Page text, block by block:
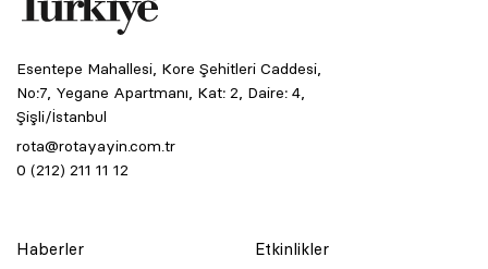
Esentepe Mahallesi, Kore Şehitleri Caddesi,
No:7, Yegane Apartmanı, Kat: 2, Daire: 4,
Şişli/İstanbul
rota@rotayayin.com.tr
0 (212) 211 11 12
Haberler
Etkinlikler